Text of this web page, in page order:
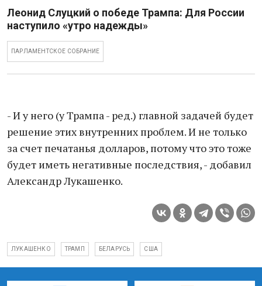
Леонид Слуцкий о победе Трампа: Для России
наступило «утро надежды»
ПАРЛАМЕНТСКОЕ СОБРАНИЕ
- И у него (у Трампа - ред.) главной задачей будет
решение этих внутренних проблем. И не только
за счет печатанья долларов, потому что это тоже
будет иметь негативные последствия, - добавил
Александр Лукашенко.
ЛУКАШЕНКО ТРАМП БЕЛАРУСЬ США